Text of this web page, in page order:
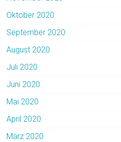
Oktober 2020
September 2020
August 2020
Juli 2020
Juni 2020
Mai 2020
April 2020
März 2020